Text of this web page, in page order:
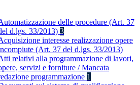
delle procedure (Art. 37
d.lgs. 33/2013) 3
interesse realizzazione opere
(Art. 37 del d.lgs. 33/2013)
relativi alla programmazione di lavori,
servizi e forniture / Mancata
programmazione 1